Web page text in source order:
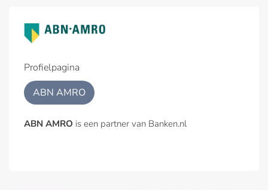
Profielpagina
ABN AMRO
ABN AMRO is een partner van Banken.nl